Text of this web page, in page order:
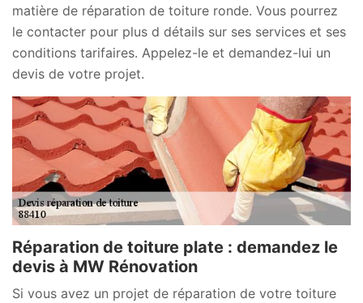
matière de réparation de toiture ronde. Vous pourrez
le contacter pour plus d détails sur ses services et ses
conditions tarifaires. Appelez-le et demandez-lui un
devis de votre projet.
Réparation de toiture plate : demandez le
devis à MW Rénovation
Si vous avez un projet de réparation de votre toiture